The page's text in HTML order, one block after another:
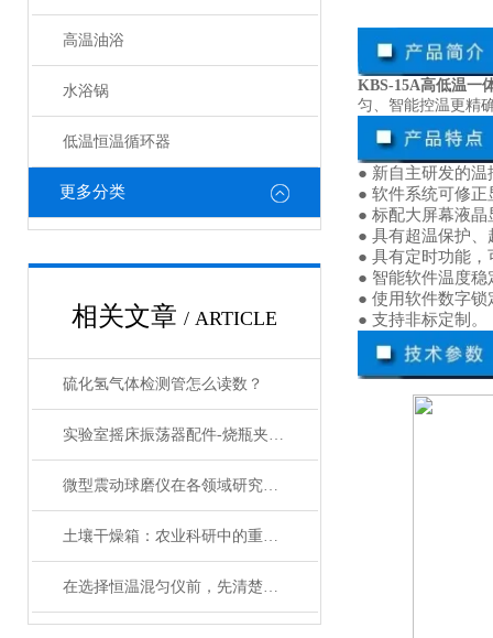
高温油浴
水浴锅
低温恒温循环器
更多分类
相关文章 / ARTICLE
硫化氢气体检测管怎么读数？
实验室摇床振荡器配件-烧瓶夹具的分类和介绍
微型震动球磨仪在各领域研究中的应用
土壤干燥箱：农业科研中的重要工具
在选择恒温混匀仪前，先清楚实验的需求
KBS-15A高低温一
匀、智能控温更精
● 新自主研发的温
● 软件系统可修正
● 标配大屏幕液晶
● 具有超温保护
● 具有定时功能，
● 智能软件温度
● 使用软件数字
● 支持非标定制。